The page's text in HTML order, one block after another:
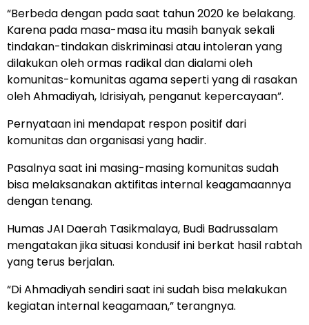
“Berbeda dengan pada saat tahun 2020 ke belakang.
Karena pada masa-masa itu masih banyak sekali
tindakan-tindakan diskriminasi atau intoleran yang
dilakukan oleh ormas radikal dan dialami oleh
komunitas-komunitas agama seperti yang di rasakan
oleh Ahmadiyah, Idrisiyah, penganut kepercayaan”.
Pernyataan ini mendapat respon positif dari
komunitas dan organisasi yang hadir.
Pasalnya saat ini masing-masing komunitas sudah
bisa melaksanakan aktifitas internal keagamaannya
dengan tenang.
Humas JAI Daerah Tasikmalaya, Budi Badrussalam
mengatakan jika situasi kondusif ini berkat hasil rabtah
yang terus berjalan.
“Di Ahmadiyah sendiri saat ini sudah bisa melakukan
kegiatan internal keagamaan,” terangnya.